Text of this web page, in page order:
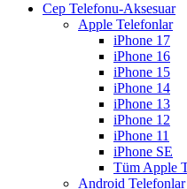
Cep Telefonu-Aksesuar
Apple Telefonlar
iPhone 17
iPhone 16
iPhone 15
iPhone 14
iPhone 13
iPhone 12
iPhone 11
iPhone SE
Tüm Apple
Android Telefonlar